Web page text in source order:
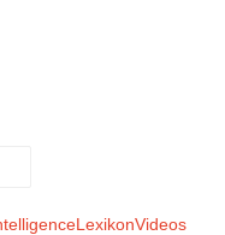
LexikonVideos